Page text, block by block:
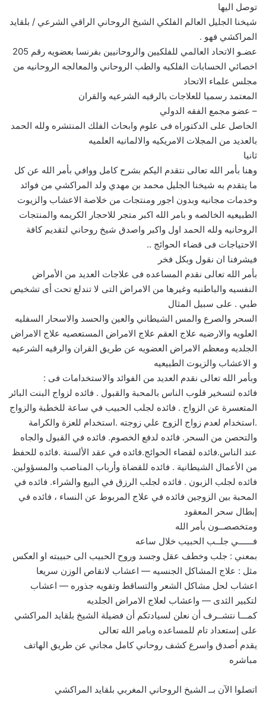
توصل اليها
شيخنا الجليل العالم الفلكي الشيخ الروحاني الراقي الشرعي / بلقايد
المراكشي فهو .
عضـو الاتحاد العالمي للفلكيين والروحانيين بفرنسا بعضويه رقم 205
اخصائي الحسابات الفلكيه والطب الروحاني والمعالجه الروحانيه من
مجلس علماء الاتحاد
المعتمد رسميا للعلاجات بالرقيه الشرعيه والقران
– عضو مجمع الفقه الدولي
الحاصل على الدكتوراه فى علوم وابحاث الفلك المنتشره ولله الحمد
بالعديد من المجلات الامريكيه والالمانيه العلميه
ثانيا
وهنا بأمر الله تعالى نتقدم اليكم بشرح كامل ووافي بأمر الله عن كل
ما يتقدم به شيخنا الجليل محمد بن مهدي ولد المراكشي من فوائد
وخدمات مجانيه وبدون اجور ومنتجات من خلاصة الاعشاب والزيوت
الطبيعيه الخالصه و بامر الله اكبر متجر للاحجار الكريمه والمنتجات
الروحانيه ولله الحمد اول واكبر واصدق شيخ روحاني لتقديم كافة
الاحتياجات فى قضاء الحوائج ..
فيشرفنا ان نقول وبكل فخر
بأمر الله تعالى نقدم المساعده فى علاجات العديد من الأمراض
النفسيه والباطنيه وغيرها من الامراض التى لا تندلع تحت أى تشخيص
طبي . على سبيل المثال
السحر والصرع والمس الشيطاني والعين والحسد والاسحار السفليه
العلويه والارضيه علاج العقم علاج الامراض المستعصيه علاج الامراض
الجلديه ومعظم الامراض العضويه عن طريق القران والرقيه الشرعيه
و الاعشاب والزيوت الطبيعيه
وبأمر الله تعالى نقدم العديد من الفوائد والاستخدامات فى :
فائده لتسخير قلوب الناس بالمحبة والقبول . فائده لزواج البنت البائر
المتعسرة عن الزواج . فائده لجلب الحبيب في ساعة للخطبة والزواج
.استخدام لعدم زواج الزوج علي زوجته .استخدام للعزة والكرامة
والتحصن من السحر. فائده لدفع الخصوم. فائده في القبول والجاه
عند الناس.فائده لقضاء الحوائج.فائده في عقد الألسنة .فائده للحفظ
من الأعمال الشيطانية . فائده للقضاة وأرباب المناصب والمسؤولين.
فائده لجلب الزبون . فائده لجلب الرزق في البيع والشراء. فائده في
المحبة بين الزوجين فائده في علاج المربوط عن النساء ، فائده في
إبطال سحر المعقود
ومتخصصــون بأمر الله
فــــــي جلــب الحبيب خلال ساعه
بمعني : جلب وخطف عقل وجسد وروح الحبيب الى حبيبته او العكس
مثل : علاج المشاكل الجنسيه — اعشاب لانقاص الوزن سريعا
اعشاب لحل مشاكل الشعر والتساقط وتقويه جذوره — اعشاب
لتكبير الثدى — واعشاب لعلاج الامراض الجلديه
كمـــا نتشــرف أن نعلن لسيادتكم أن فضيلة الشيخ بلقايد المراكشي
على إستعداد تام للمساعده وبامر الله تعالى
يقدم أصدق واسرع كشف روحاني كامل مجاني عن طريق الهاتف
مباشره
اتصلوا الآن بــ الشيخ الروحاني المغربي بلقايد المراكشي